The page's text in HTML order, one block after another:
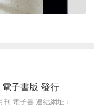
子書版 發行
電子書 連結網址：